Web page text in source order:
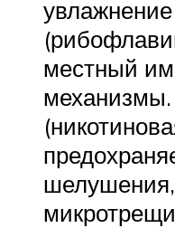
местный
шелушения,